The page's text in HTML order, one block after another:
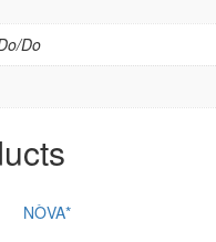
Do
NÒVA*